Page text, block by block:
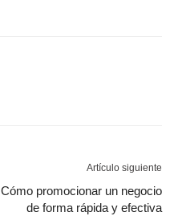
Artículo siguiente
Cómo promocionar un negocio
de forma rápida y efectiva